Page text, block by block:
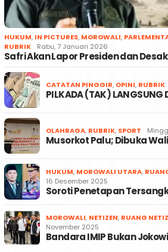
HUKUM, IN PICTURES, MOROWALI,
RUBRIK
Rabu, 7 Januari 2026
Safri Akan Lapor Presiden dan
CATATAN PINGGIR, OPINI, RUBRIK
PILKADA (TAK) LANGSUNG
OLAHRAGA, RUBRIK, SPORT
Musorkot Palu; Dibuka
HUKUM, MOROWALI UTARA,
16 Desember 2025
Soroti Penetapan
MOROWALI, NETIZEN, RUANG
November 2025
Bandara IMIP Bukan